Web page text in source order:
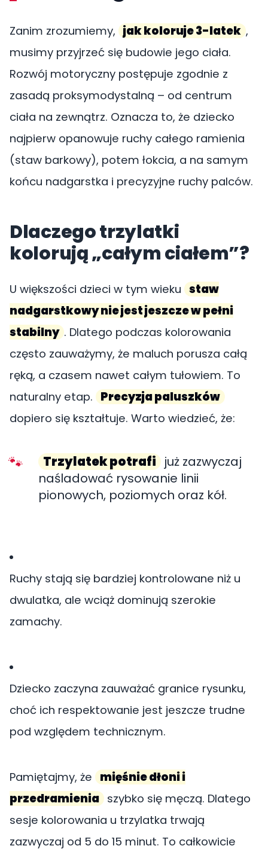
Zanim zrozumiemy, jak koloruje 3-latek ,
musimy przyjrzeć się budowie jego ciała.
Rozwój motoryczny postępuje zgodnie z
zasadą proksymodystalną – od centrum
ciała na zewnątrz. Oznacza to, że dziecko
najpierw opanowuje ruchy całego ramienia
(staw barkowy), potem łokcia, a na samym
końcu nadgarstka i precyzyjne ruchy palców.
Dlaczego trzylatki
kolorują „całym ciałem”?
U większości dzieci w tym wieku staw
nadgarstkowy nie jest jeszcze w pełni
stabilny . Dlatego podczas kolorowania
często zauważymy, że maluch porusza całą
ręką, a czasem nawet całym tułowiem. To
naturalny etap. Precyzja paluszków
dopiero się kształtuje. Warto wiedzieć, że:
Trzylatek potrafi już zazwyczaj
naśladować rysowanie linii
pionowych, poziomych oraz kół.
Ruchy stają się bardziej kontrolowane niż u
dwulatka, ale wciąż dominują szerokie
zamachy.
Dziecko zaczyna zauważać granice rysunku,
choć ich respektowanie jest jeszcze trudne
pod względem technicznym.
Pamiętajmy, że mięśnie dłoni i
przedramienia szybko się męczą. Dlatego
sesje kolorowania u trzylatka trwają
zazwyczaj od 5 do 15 minut. To całkowicie